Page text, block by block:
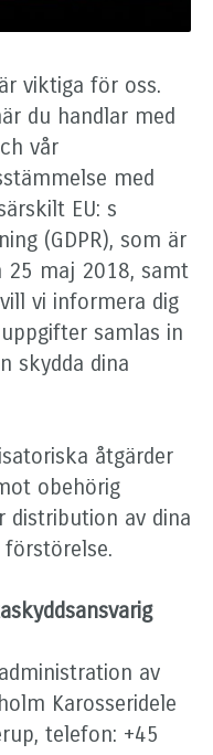
viktiga för oss.
du handlar med
vår
med
EU: s
(GDPR), som är
25 maj 2018, samt
vi informera dig
samlas in
skydda dina
åtgärder
obehörig
av dina
av
Karosseridele
telefon: +45